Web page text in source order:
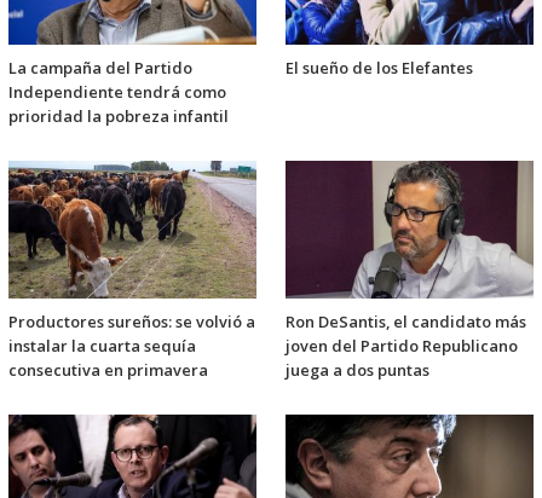
La campaña del Partido
Independiente tendrá como
prioridad la pobreza infantil
El sueño de los Elefantes
Productores sureños: se volvió a
instalar la cuarta sequía
consecutiva en primavera
Ron DeSantis, el candidato más
joven del Partido Republicano
juega a dos puntas